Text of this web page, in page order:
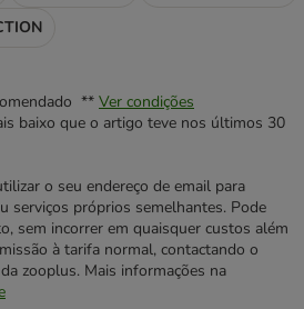
** Ver condições
baixo que o artigo teve nos últimos 30
o seu endereço de email para
serviços próprios semelhantes. Pode
sem incorrer em quaisquer custos além
à tarifa normal, contactando o
zooplus. Mais informações na